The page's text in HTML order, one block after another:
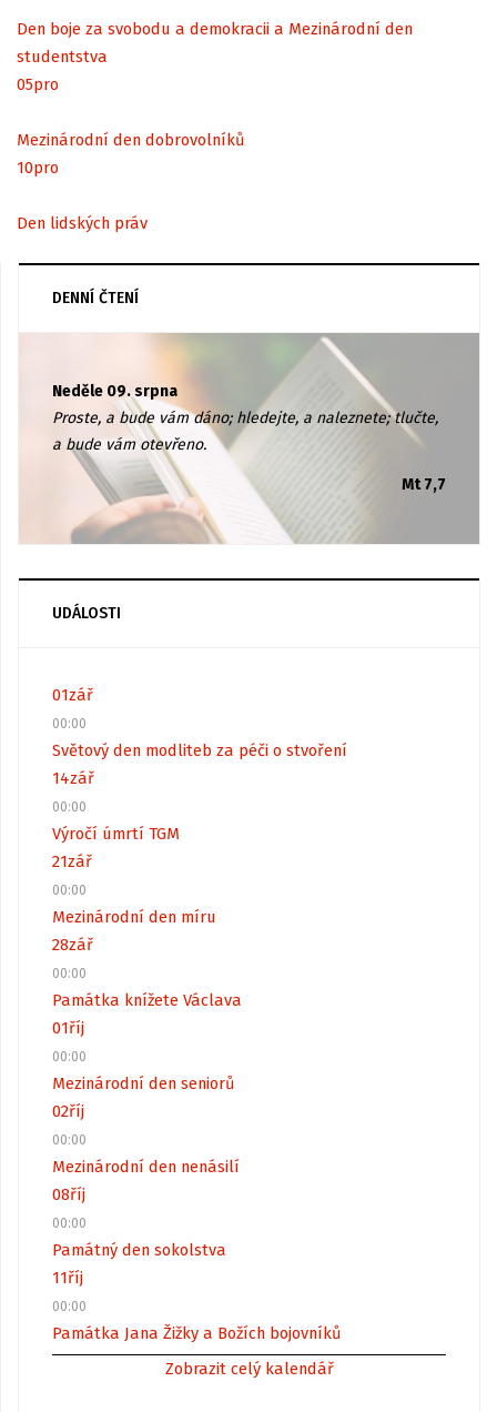
Den boje za svobodu a demokracii a Mezinárodní den
studentstva
05pro
Mezinárodní den dobrovolníků
10pro
Den lidských práv
DENNÍ ČTENÍ
Neděle 09. srpna
Proste, a bude vám dáno; hledejte, a naleznete; tlučte,
a bude vám otevřeno.
Mt 7,7
UDÁLOSTI
01zář
00:00
Světový den modliteb za péči o stvoření
14zář
00:00
Výročí úmrtí TGM
21zář
00:00
Mezinárodní den míru
28zář
00:00
Památka knížete Václava
01říj
00:00
Mezinárodní den seniorů
02říj
00:00
Mezinárodní den nenásilí
08říj
00:00
Památný den sokolstva
11říj
00:00
Památka Jana Žižky a Božích bojovníků
Zobrazit celý kalendář